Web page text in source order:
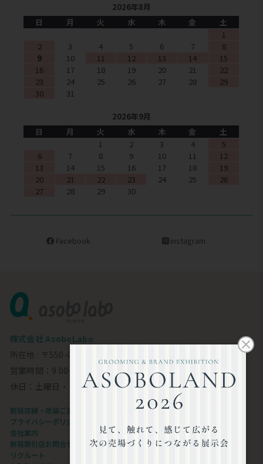
2026年8月
日
月 火 水 木 金
土
1
2
3 4 5 6 7
8
9
10 11 12 13 14
15
16
17 18 19 20 21
22
23
24 25 26 27 28
29
30
31
2026年9月
日
月 火 水 木 金
土
1
2 3 4
5
6
7 8 9 10 11
12
13
14 15 16 17 18
19
20
21 22 23 24 25
26
27
28 29 30
Facebook instagram
株式会社 AsoboLabo
所在地 : 〒550-0002 大阪市西区江戸堀1-23-11 6F
営業時間：9:00～18:00
休日：土曜日・日曜日・祝日
新規店舗・改装ご支援します
プライバシーポリシー
会社案内
新規取引店お問合せフォーム
リクルート